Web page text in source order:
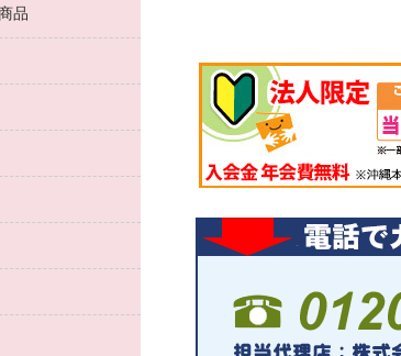
品
商品
ービス
印）作成サービス
サービス
成サービス
）
家電